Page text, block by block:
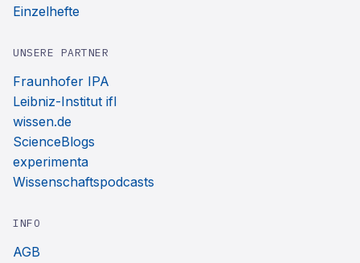
Einzelhefte
UNSERE PARTNER
Fraunhofer IPA
Leibniz-Institut ifl
wissen.de
ScienceBlogs
experimenta
Wissenschaftspodcasts
INFO
AGB